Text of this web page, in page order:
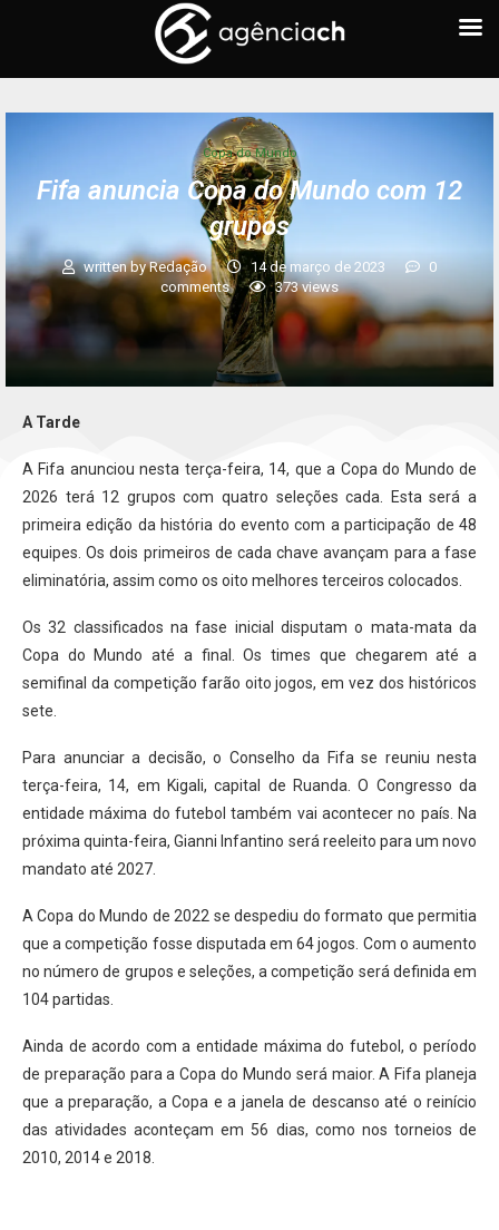
Copa do Mundo
Fifa anuncia Copa do Mundo com 12
grupos
written byRedação 14 de março de 2023
0
comments
373views
A Tarde
A Fifa anunciou nesta terça-feira, 14, que a Copa do Mundo de
2026 terá 12 grupos com quatro seleções cada. Esta será a
primeira edição da história do evento com a participação de 48
equipes. Os dois primeiros de cada chave avançam para a fase
eliminatória, assim como os oito melhores terceiros colocados.
Os 32 classificados na fase inicial disputam o mata-mata da
Copa do Mundo até a final. Os times que chegarem até a
semifinal da competição farão oito jogos, em vez dos históricos
sete.
Para anunciar a decisão, o Conselho da Fifa se reuniu nesta
terça-feira, 14, em Kigali, capital de Ruanda. O Congresso da
entidade máxima do futebol também vai acontecer no país. Na
próxima quinta-feira, Gianni Infantino será reeleito para um novo
mandato até 2027.
A Copa do Mundo de 2022 se despediu do formato que permitia
que a competição fosse disputada em 64 jogos. Com o aumento
no número de grupos e seleções, a competição será definida em
104 partidas.
Ainda de acordo com a entidade máxima do futebol, o período
de preparação para a Copa do Mundo será maior. A Fifa planeja
que a preparação, a Copa e a janela de descanso até o reinício
das atividades aconteçam em 56 dias, como nos torneios de
2010, 2014 e 2018.